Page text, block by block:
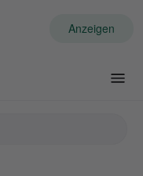
Anzeigen